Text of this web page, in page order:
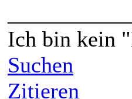
Ich bin kein
Suchen
Zitieren